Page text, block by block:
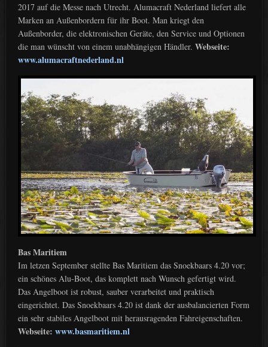
2017 auf die Messe nach Utrecht. Alumacraft Nederland liefert alle
Marken an Außenbordern für ihr Boot. Man kriegt den
Außenborder, die elektronischen Geräte, den Service und Optionen
die man wünscht von einem unabhängigen Händler. Webseite:
www.alumacraftnederland.nl
Bas Maritiem
Im letzen September stellte Bas Maritiem das Snoekbaars 4.20 vor;
ein schönes Alu-Boot, das komplett nach Wunsch gefertigt wird.
Das Angelboot ist robust, sauber verarbeitet und praktisch
eingerichtet. Das Snoekbaars 4.20 ist dank der ausbalancierten Form
ein sehr stabiles Angelboot mit herausragenden Fahreigenschaften.
Webseite: www.basmaritiem.nl